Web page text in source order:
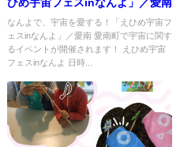
ひめ宇宙フェスinなんよ」／愛南
なんよで、宇宙を愛する！「えひめ宇宙フ
ェスinなんよ」／愛南 愛南町で宇宙に関す
るイベントが開催されます！ えひめ宇宙
フェスinなんよ 日時...